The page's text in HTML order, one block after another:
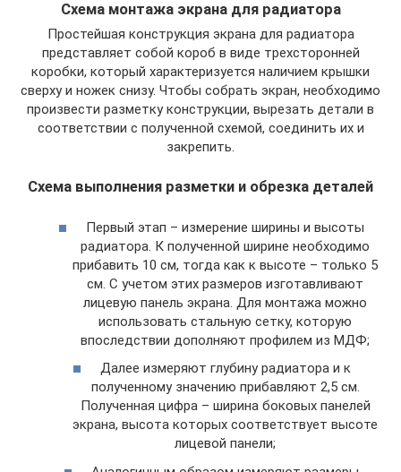
Схема монтажа экрана для радиатора
Простейшая конструкция экрана для радиатора
представляет собой короб в виде трехсторонней
коробки, который характеризуется наличием крышки
сверху и ножек снизу. Чтобы собрать экран, необходимо
произвести разметку конструкции, вырезать детали в
соответствии с полученной схемой, соединить их и
закрепить.
Схема выполнения разметки и обрезка деталей
Первый этап – измерение ширины и высоты
радиатора. К полученной ширине необходимо
прибавить 10 см, тогда как к высоте – только 5
см. С учетом этих размеров изготавливают
лицевую панель экрана. Для монтажа можно
использовать стальную сетку, которую
впоследствии дополняют профилем из МДФ;
Далее измеряют глубину радиатора и к
полученному значению прибавляют 2,5 см.
Полученная цифра – ширина боковых панелей
экрана, высота которых соответствует высоте
лицевой панели;